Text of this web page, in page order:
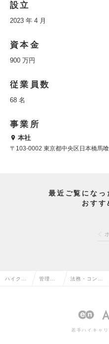
設立
2023 年 4 月
資本金
900 万円
従業員数
68 名
事業所
本社
〒103-0002 東京都中央区日本橋馬
最近ご覧になっ
おすす
ハイクラ 管理部 法務・コンプ
転職
若手ハイキャ